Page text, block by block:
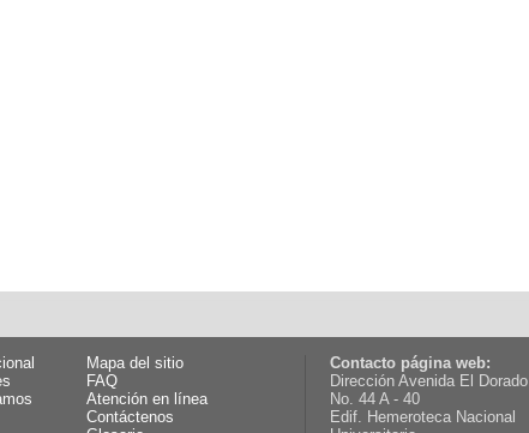
Mapa del sitio
FAQ
Atención en línea
Contáctenos
Contacto página web:
Dirección Avenida El Dorado
No. 44 A - 40
Edif. Hemeroteca Nacional